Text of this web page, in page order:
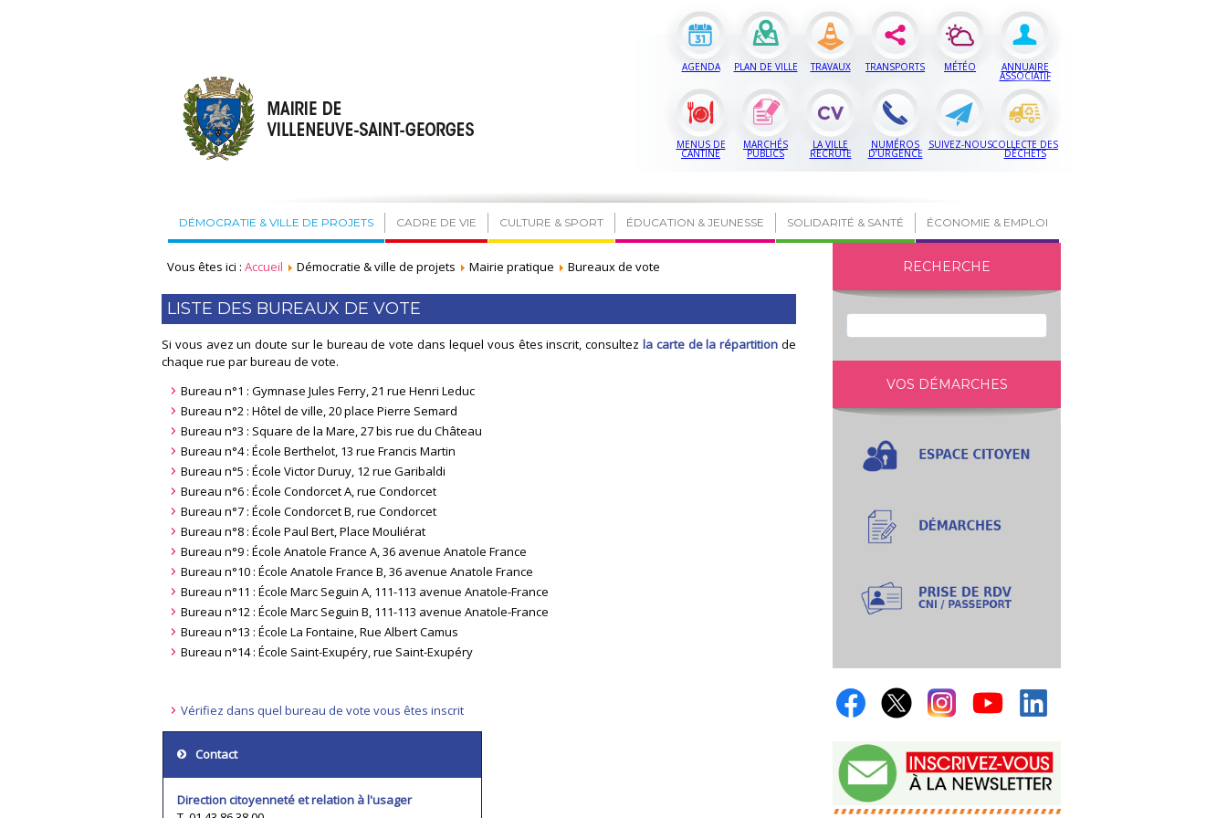
AGENDA PLAN DE VILLE TRAVAUX TRANSPORTS MÉTÉO ANNUAIRE
ASSOCIATIF
MENUS DE
CANTINE
MARCHÉS
PUBLICS
LA VILLE
RECRUTE
NUMÉROS
D’URGENCE
SUIVEZ-NOUSCOLLECTE DES
DÉCHETS
DÉMOCRATIE & VILLE DE PROJETS CADRE DE VIE CULTURE & SPORT ÉDUCATION & JEUNESSE SOLIDARITÉ & SANTÉ ÉCONOMIE & EMPLOI
Vous êtes ici : Accueil Démocratie & ville de projets Mairie pratique Bureaux de vote
LISTE DES BUREAUX DE VOTE
Si vous avez un doute sur le bureau de vote dans lequel vous êtes inscrit, consultez la carte de la répartition de
chaque rue par bureau de vote.
Bureau n°1 : Gymnase Jules Ferry, 21 rue Henri Leduc
Bureau n°2 : Hôtel de ville, 20 place Pierre Semard
Bureau n°3 : Square de la Mare, 27 bis rue du Château
Bureau n°4 : École Berthelot, 13 rue Francis Martin
Bureau n°5 : École Victor Duruy, 12 rue Garibaldi
Bureau n°6 : École Condorcet A, rue Condorcet
Bureau n°7 : École Condorcet B, rue Condorcet
Bureau n°8 : École Paul Bert, Place Mouliérat
Bureau n°9 : École Anatole France A, 36 avenue Anatole France
Bureau n°10 : École Anatole France B, 36 avenue Anatole France
Bureau n°11 : École Marc Seguin A, 111-113 avenue Anatole-France
Bureau n°12 : École Marc Seguin B, 111-113 avenue Anatole-France
Bureau n°13 : École La Fontaine, Rue Albert Camus
Bureau n°14 : École Saint-Exupéry, rue Saint-Exupéry
Vérifiez dans quel bureau de vote vous êtes inscrit
Contact
Direction citoyenneté et relation à l'usager
RECHERCHE
VOS DÉMARCHES